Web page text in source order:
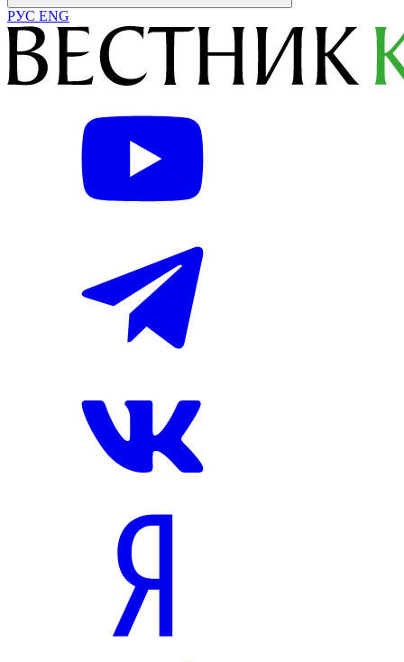
РУС ENG